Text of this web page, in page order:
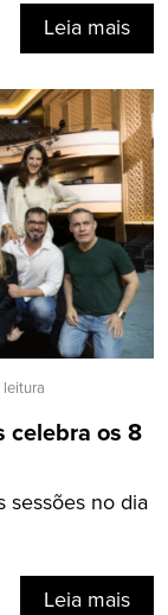
Leia mais
leitura
celebra os 8
sessões no dia
Leia mais